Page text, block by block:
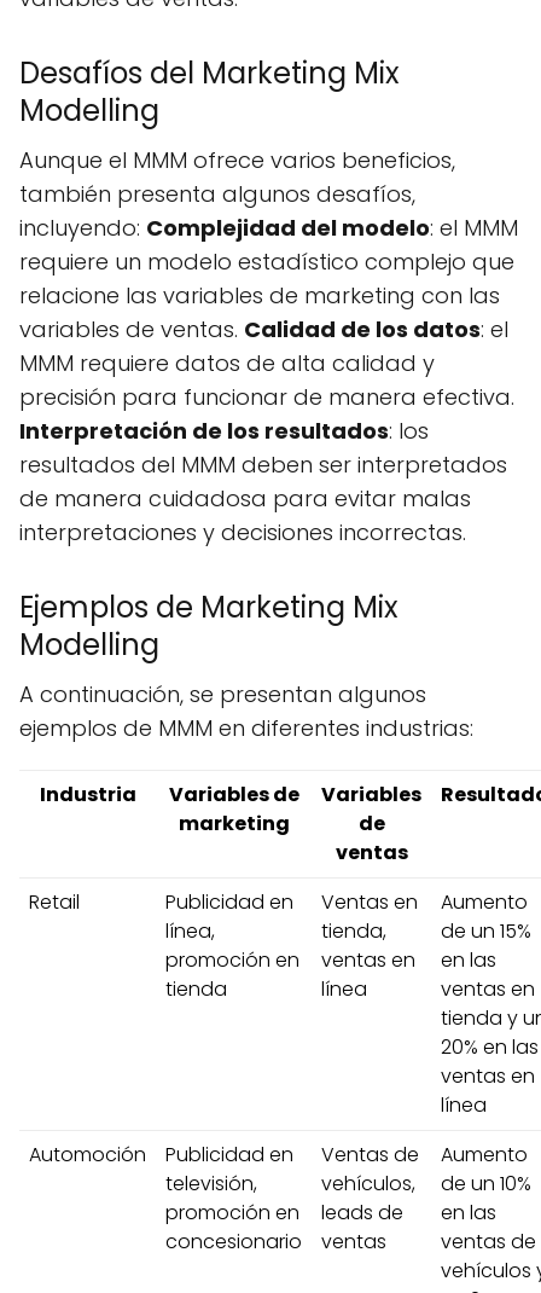
Desafíos del Marketing Mix
Modelling
Aunque el MMM ofrece varios beneficios,
también presenta algunos desafíos,
incluyendo: Complejidad del modelo: el MMM
requiere un modelo estadístico complejo que
relacione las variables de marketing con las
variables de ventas. Calidad de los datos: el
MMM requiere datos de alta calidad y
precisión para funcionar de manera efectiva.
Interpretación de los resultados: los
resultados del MMM deben ser interpretados
de manera cuidadosa para evitar malas
interpretaciones y decisiones incorrectas.
Ejemplos de Marketing Mix
Modelling
A continuación, se presentan algunos
ejemplos de MMM en diferentes industrias:
Industria
Variables de
marketing
Variables
de
ventas
Retail
Publicidad en
línea,
promoción en
tienda
Ventas en
tienda,
ventas en
línea
Aumento
de un 15%
en las
ventas en
tienda y
20% en las
ventas en
línea
Automoción
Publicidad en
televisión,
promoción en
concesionario
Ventas de
vehículos,
leads de
ventas
Aumento
de un 10%
en las
ventas de
vehículos